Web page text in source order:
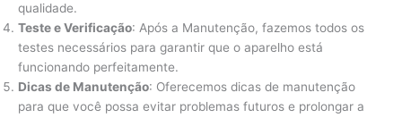
qualidade.
Teste e Verificação: Após a Manutenção, fazemos todos os
testes necessários para garantir que o aparelho está
funcionando perfeitamente.
Dicas de Manutenção: Oferecemos dicas de manutenção
para que você possa evitar problemas futuros e prolongar a